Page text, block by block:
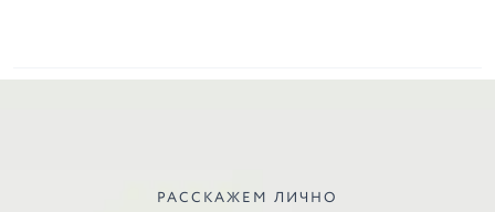
РАССКАЖЕМ ЛИЧНО